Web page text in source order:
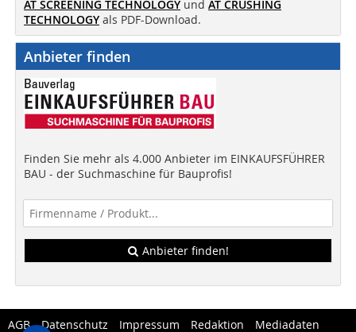
AT SCREENING TECHNOLOGY und AT CRUSHING
TECHNOLOGY als PDF-Download.
Anbieter finden
Finden Sie mehr als 4.000 Anbieter im EINKAUFSFÜHRER
BAU - der Suchmaschine für Bauprofis!
Anbieter finden!
AGB Datenschutz Impressum Redaktion Mediadaten